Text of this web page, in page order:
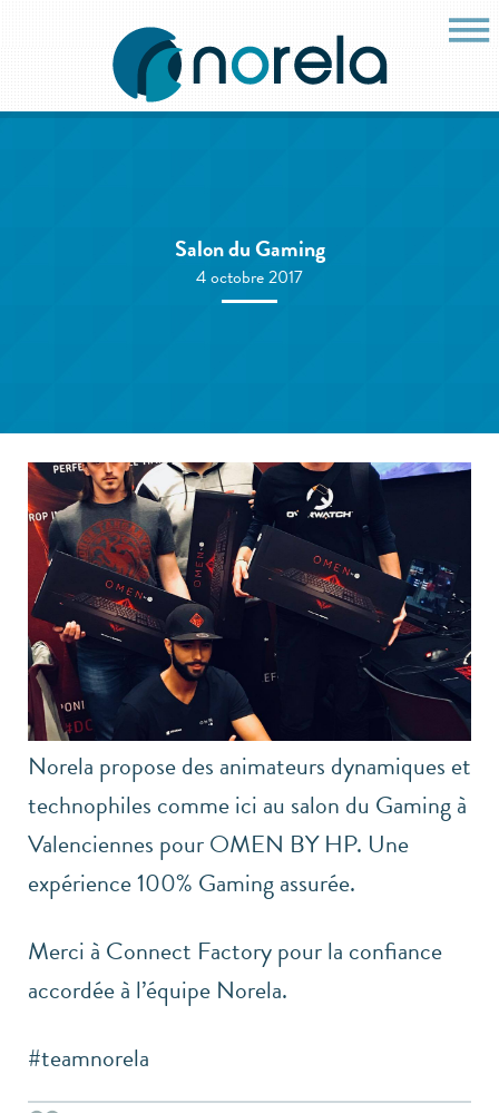
Salon du Gaming
4 octobre 2017
Norela propose des animateurs dynamiques et
technophiles comme ici au salon du Gaming à
Valenciennes pour OMEN BY HP. Une
expérience 100% Gaming assurée.
Merci à Connect Factory pour la confiance
accordée à l’équipe Norela.
#teamnorela